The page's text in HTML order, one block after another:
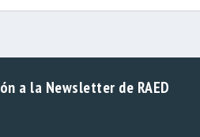
a la Newsletter de RAED